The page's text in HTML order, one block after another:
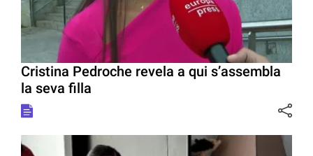
Cristina Pedroche revela a qui s’assembla
la seva filla